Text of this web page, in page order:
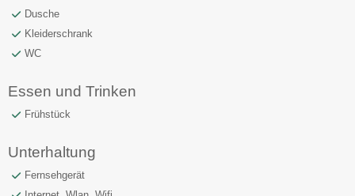
Dusche
Kleiderschrank
WC
Essen und Trinken
Frühstück
Unterhaltung
Fernsehgerät